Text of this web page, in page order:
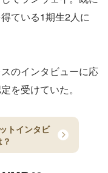
ている1期生2人に
のインタビューに応
を受けていた。
トインタビ